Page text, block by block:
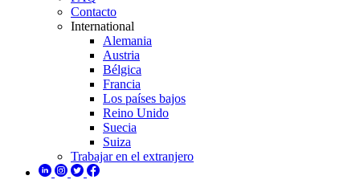
Contacto
International
Alemania
Austria
Bélgica
Francia
Los países bajos
Reino Unido
Suecia
Suiza
Trabajar en el extranjero